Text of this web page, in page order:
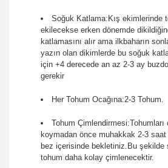
Soğuk Katlama:Kış ekimlerinde
ekilecekse erken dönemde
katlamasını alır ama ilkbaharın
yazın olan dikimlerde bu soğuk
için +4 derecede an az 2-3 ay
gerekir
Her Tohum Ocağına:2-3 Tohum.
Tohum Çimlendirmesi:Tohumları
koymadan önce muhakkak 2-3 saat
bez içerisinde bekletiniz.Bu şekilde
tohum daha kolay çimlenecektir.